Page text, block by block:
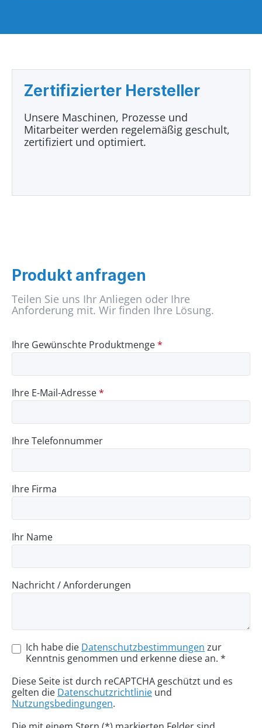
Zertifizierter Hersteller
Unsere Maschinen, Prozesse und
Mitarbeiter werden regelemäßig geschult,
zertifiziert und optimiert.
Produkt anfragen
Teilen Sie uns Ihr Anliegen oder Ihre
Anforderung mit. Wir finden Ihre Lösung.
Ihre Gewünschte Produktmenge*
Ihre E-Mail-Adresse*
Ihre Telefonnummer
Ihre Firma
Ihr Name
Nachricht / Anforderungen
Ich habe die Datenschutzbestimmungen zur
Kenntnis genommen und erkenne diese an. *
Diese Seite ist durch reCAPTCHA geschützt und es
gelten die Datenschutzrichtlinie und
Nutzungsbedingungen.